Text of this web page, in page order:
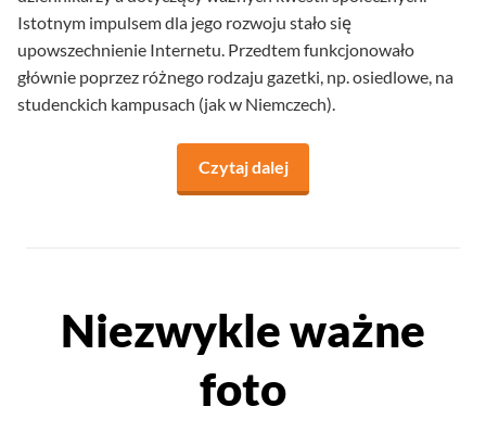
Istotnym impulsem dla jego rozwoju stało się
upowszechnienie Internetu. Przedtem funkcjonowało
głównie poprzez różnego rodzaju gazetki, np. osiedlowe, na
studenckich kampusach (jak w Niemczech).
Czytaj dalejna temat Wywiad
Niezwykle ważne
foto